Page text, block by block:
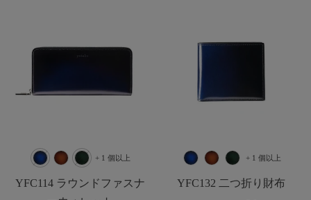
YFC114 ラウンドファスナ
+ 1 個以上
YFC132 二つ折り財布
+ 1 個以上